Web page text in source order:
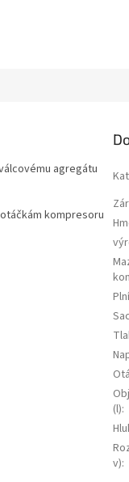
agregátu
kompresoru
(l):
v):